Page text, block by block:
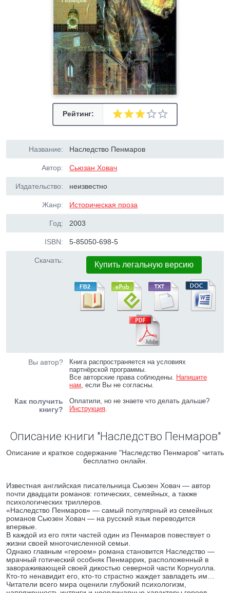
Рейтинг:
Название: Наследство Пенмаров
Автор: Сьюзан Ховач
Издательство: неизвестно
Жанр: Историческая проза
Год: 2003
ISBN: 5-85050-698-5
Скачать: Купить легальную версию
Вы автор?
Книга распространяется на условиях
партнёрской программы.
Все авторские права соблюдены. Напишите
нам, если Вы не согласны.
Как получить
книгу?
Оплатили, но не знаете что делать дальше?
Инструкция.
Описание книги "Наследство Пенмаров"
Описание и краткое содержание "Наследство Пенмаров" читать
бесплатно онлайн.
Известная английская писательница Сьюзен Ховач — автор
почти двадцати романов: готических, семейных, а также
психологических триллеров.
«Наследство Пенмаров» — самый популярный из семейных
романов Сьюзен Ховач — на русский язык переводится
впервые.
В каждой из его пяти частей один из Пенмаров повествует о
жизни своей многочисленной семьи.
Однако главным «героем» романа становится Наследство —
мрачный готический особняк Пенмаррик, расположенный в
завораживающей своей дикостью северной части Корнуолла.
Кто-то ненавидит его, кто-то страстно жаждет завладеть им…
Читатели всего мира оценили глубокий психологизм,